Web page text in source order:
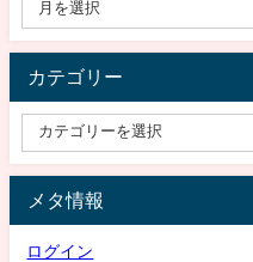
カテゴリー
メタ情報
ログイン